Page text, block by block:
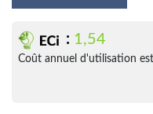
: 1,54
Coût annuel d'utilisation